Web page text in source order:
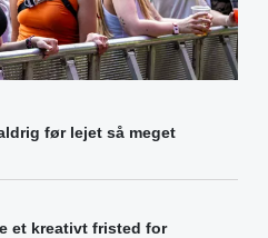
før lejet så meget
et kreativt fristed for